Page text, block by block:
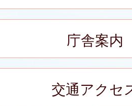
庁舎案内
交通アクセ